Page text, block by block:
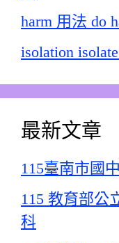
harm 用法 do
isolation
最新文章
115臺南市國
115 教育部公
科